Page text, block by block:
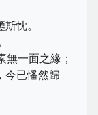
忱。
無一面之緣；
今已憣然歸